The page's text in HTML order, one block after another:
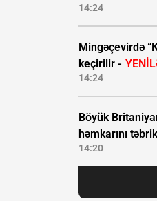
14:24
Mingəçevirdə
keçirilir -
14:24
Böyük
həmkarını
14:20